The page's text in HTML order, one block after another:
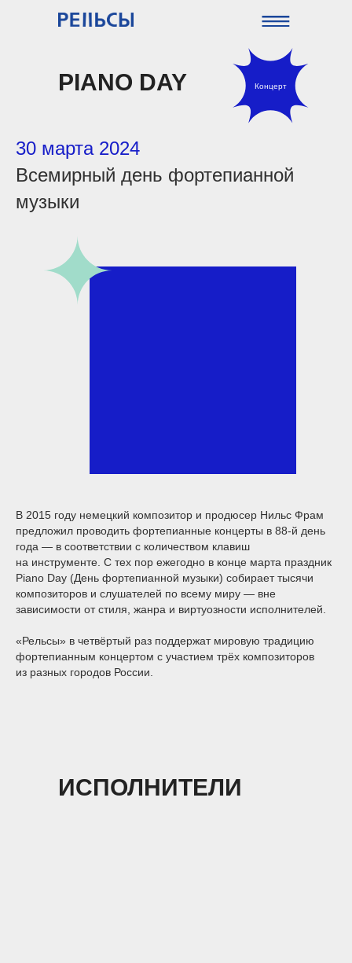
PIANO DAY Концерт
30 марта 2024
Всемирный день фортепианной
музыки
В 2015 году немецкий композитор и продюсер Нильс Фрам
предложил проводить фортепианные концерты в 88-й день
года — в соответствии с количеством клавиш
на инструменте. С тех пор ежегодно в конце марта праздник
Piano Day (День фортепианной музыки) собирает тысячи
композиторов и слушателей по всему миру — вне
зависимости от стиля, жанра и виртуозности исполнителей.
«Рельсы» в четвёртый раз поддержат мировую традицию
фортепианным концертом с участием трёх композиторов
из разных городов России.
ИСПОЛНИТЕЛИ